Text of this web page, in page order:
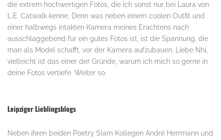
die extrem hochwertigen Fotos, die ich sonst nur bei Laura von
L.E. Catwalk kenne. Denn was neben einem coolen Outfit und
einer halbwegs intakten Kamera meines Erachtens nach
ausschlaggebend für ein gutes Fotos ist, ist die Spannung, die
man als Model schafft, vor der Kamera aufzubauen. Liebe Nhi,
vielleicht ist das einer der Gründe, warum ich mich so gerne in
deine Fotos vertiefe. Weiter so.
.
Leipziger Lieblingsblogs
Neben ihren beiden Poetry Slam Kollegen André Herrmann und